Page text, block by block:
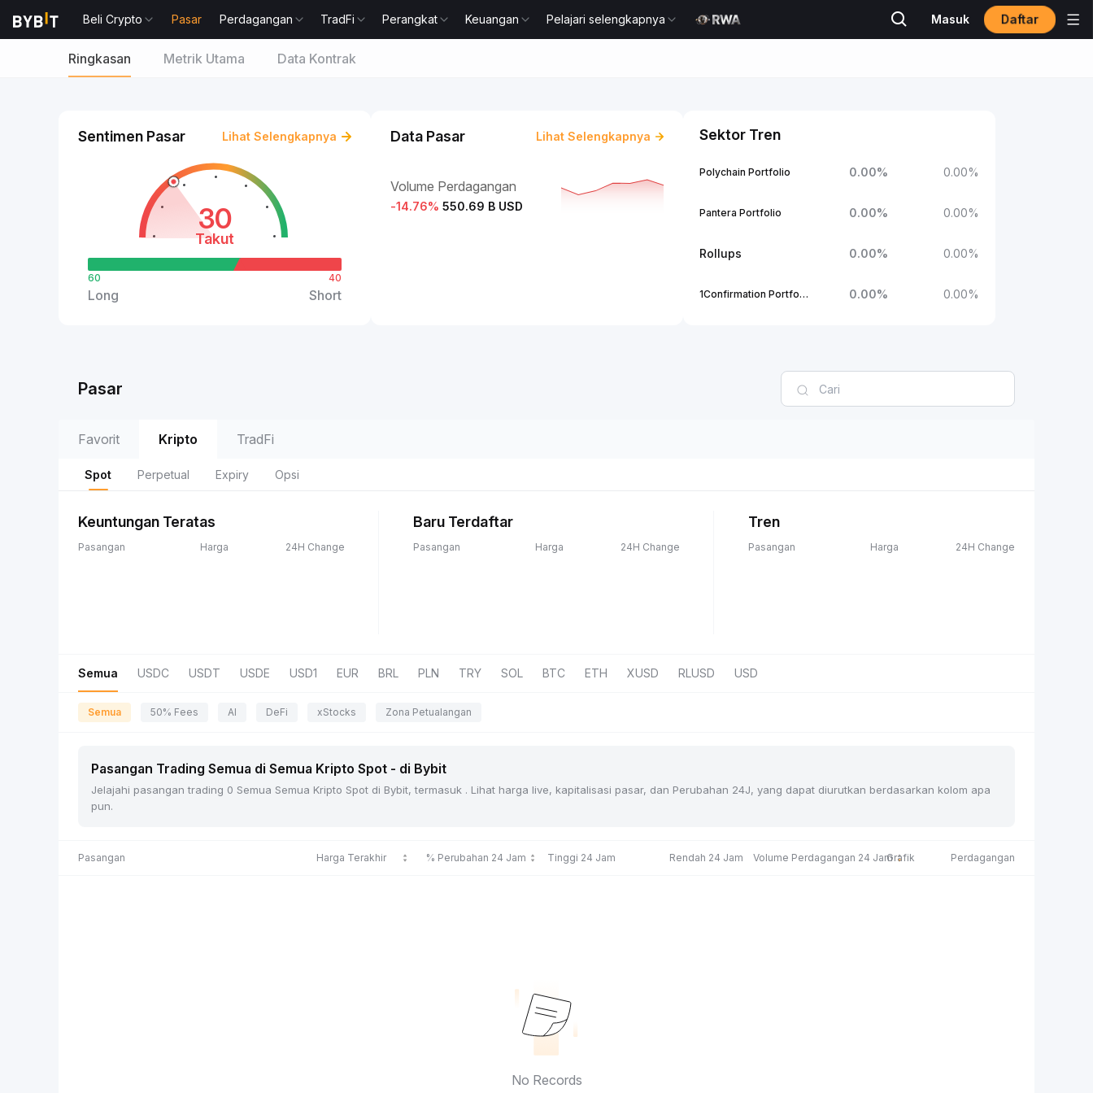
Beli Crypto Pasar Perdagangan TradFi Perangkat Keuangan Pelajari selengkapnya Masuk Daftar
Ringkasan Metrik Utama Data Kontrak
Sentimen Pasar Lihat Selengkapnya
30
Takut
60
Long
40
Short
Data Pasar Lihat Selengkapnya
Volume Perdagangan
-14.76% 550.69 B USD
Sektor Tren
Polychain Portfolio 0.00% 0.00%
Pantera Portfolio 0.00% 0.00%
Rollups 0.00% 0.00%
1Confirmation Portfolio 0.00% 0.00%
Pasar
Favorit Kripto TradFi
Spot Perpetual Expiry Opsi
Keuntungan Teratas
Pasangan Harga 24H Change
Baru Terdaftar
Pasangan Harga 24H Change
Tren
Pasangan Harga 24H Change
Semua USDC USDT USDE USD1 EUR BRL PLN TRY SOL BTC ETH XUSD RLUSD USD
Semua 50% Fees AI DeFi xStocks Zona Petualangan
Pasangan Trading Semua di Semua Kripto Spot - di Bybit
Jelajahi pasangan trading 0 Semua Semua Kripto Spot di Bybit, termasuk . Lihat harga live, kapitalisasi pasar, dan Perubahan 24J, yang dapat diurutkan berdasarkan kolom apa
pun.
Pasangan Harga Terakhir % Perubahan 24 Jam Tinggi 24 Jam Rendah 24 Jam Volume Perdagangan 24 JamGrafik Perdagangan
No Records